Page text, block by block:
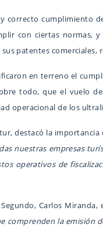
cumplimiento
con ciertas normas,
patentes
en terreno el
todo, que el vuelo
operacional de los
destacó la
nuestras empresas
operativos de
Carlos Miranda,
comprenden la